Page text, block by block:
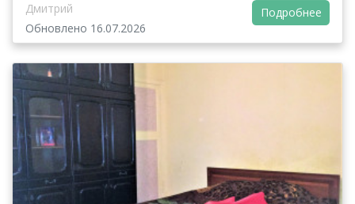
Дмитрий
Обновлено 16.07.2026
Подробнее